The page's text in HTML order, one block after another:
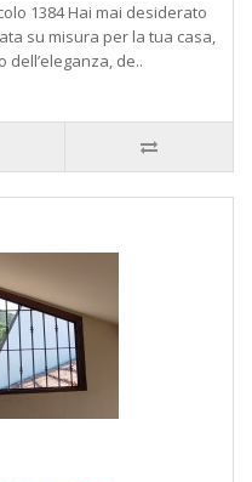
1384 Hai mai desiderato
su misura per la tua casa,
dell’eleganza, de..